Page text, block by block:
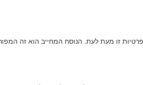
זו מעת לעת. הנוסח המחייב הוא זה